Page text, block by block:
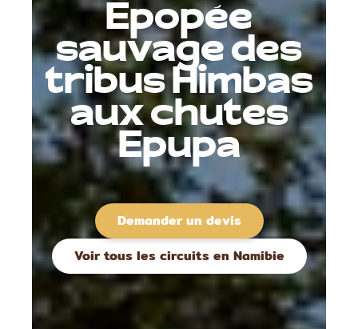
Epopée
sauvage des
tribus Himbas
aux chutes
Epupa
Voir tous les circuits en Namibie
Demander un devis